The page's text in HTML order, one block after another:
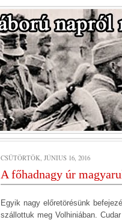
CSÜTÖRTÖK, JÚNIUS 16, 2016
A főhadnagy úr
Egyik nagy előretörésünk
szállottuk meg Volhiniában.